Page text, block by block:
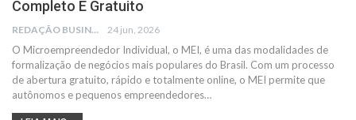
Completo E Gratuito
REDAÇÃO BUSINESS IDEAS 24 jun, 2026
O Microempreendedor Individual, o MEI, é uma das modalidades de
formalização de negócios mais populares do Brasil. Com um processo
de abertura gratuito, rápido e totalmente online, o MEI permite que
autônomos e pequenos empreendedores…